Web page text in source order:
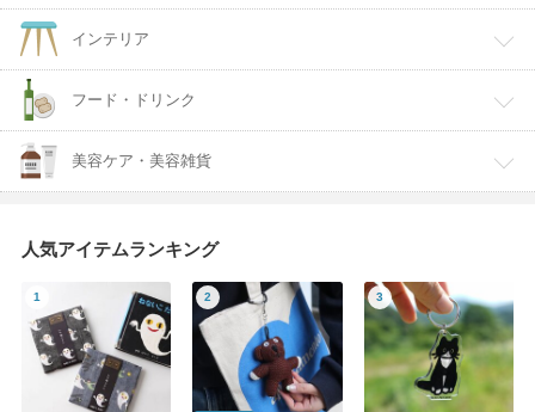
インテリア
フード・ドリンク
美容ケア・美容雑貨
人気アイテムランキング